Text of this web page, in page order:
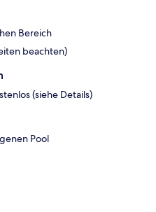
Bereich
beachten)
(siehe Details)
Pool